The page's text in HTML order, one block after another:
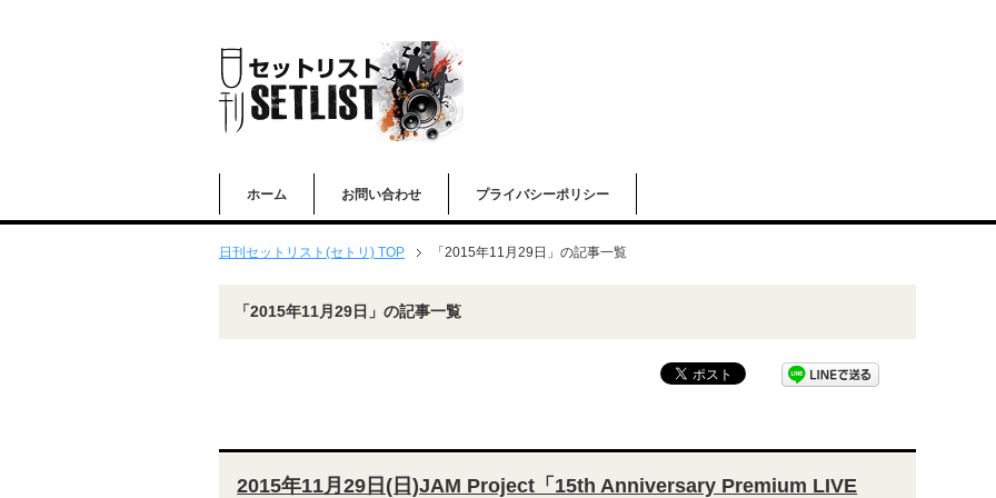
ホーム お問い合わせ プライバシーポリシー
日刊セットリスト(セトリ) TOP 「2015年11月29日」の記事一覧
「2015年11月29日」の記事一覧
2015年11月29日(日)JAM Project「15th Anniversary Premium LIVE